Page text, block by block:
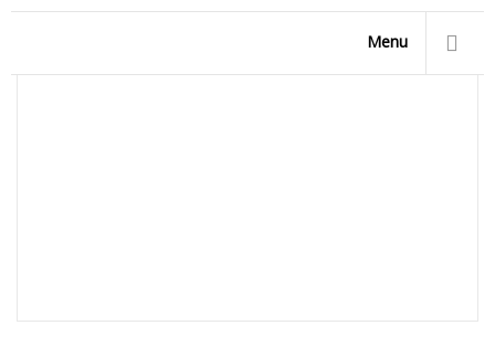
Menu